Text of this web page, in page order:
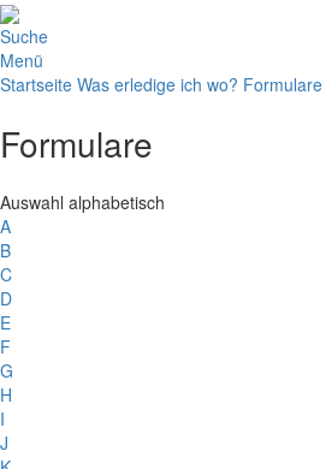
Suche
Menü
Startseite Was erledige ich wo? Formulare
Formulare
Auswahl alphabetisch
A
B
C
D
E
F
G
H
I
J